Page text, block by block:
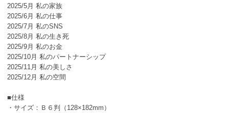
2025/5月 私の家族
2025/6月 私の仕事
2025/7月 私のSNS
2025/8月 私の生き死
2025/9月 私のお金
2025/10月 私のパートナーシップ
2025/11月 私の美しさ
2025/12月 私の空間
■仕様
・サイズ：Ｂ６判（128×182mm）